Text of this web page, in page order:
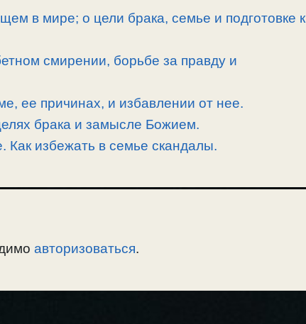
в мире; о цели брака, семье и подготовке к
смирении, борьбе за правду и
ее причинах, и избавлении от нее.
брака и замысле Божием.
Как избежать в семье скандалы.
авторизоваться.